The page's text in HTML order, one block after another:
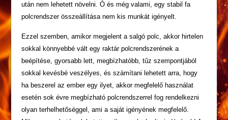
után nem lehetett növelni. Ó és még valami, egy stabil fa
polcrendszer összeállítása nem kis munkát igényelt.
Ezzel szemben, amikor megjelent a salgó polc, akkor hirtelen
sokkal könnyebbé vált egy raktár polcrendszerének a
beépítése, gyorsabb lett, megbízhatóbb, tűz szempontjából
sokkal kevésbé veszélyes, és számítani lehetett arra, hogy
ha beszerel az ember egy ilyet, akkor megfelelő használat
esetén sok évre megbízható polcrendszerrel fog rendelkezni
olyan terhelhetőséggel, ami a saját igényének megfelelő.